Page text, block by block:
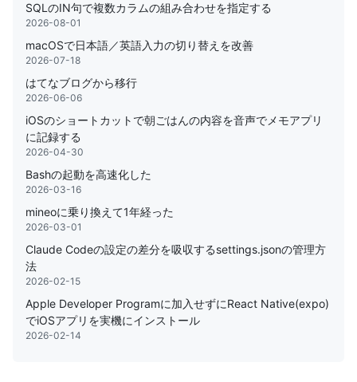
SQLのIN句で複数カラムの組み合わせを指定する
2026-08-01
macOSで日本語／英語入力の切り替えを改善
2026-07-18
はてなブログから移行
2026-06-06
iOSのショートカットで朝ごはんの内容を音声でメモアプリ
に記録する
2026-04-30
Bashの起動を高速化した
2026-03-16
mineoに乗り換えて1年経った
2026-03-01
Claude Codeの設定の差分を吸収するsettings.jsonの管理方
法
2026-02-15
Apple Developer Programに加入せずにReact Native(expo)
でiOSアプリを実機にインストール
2026-02-14